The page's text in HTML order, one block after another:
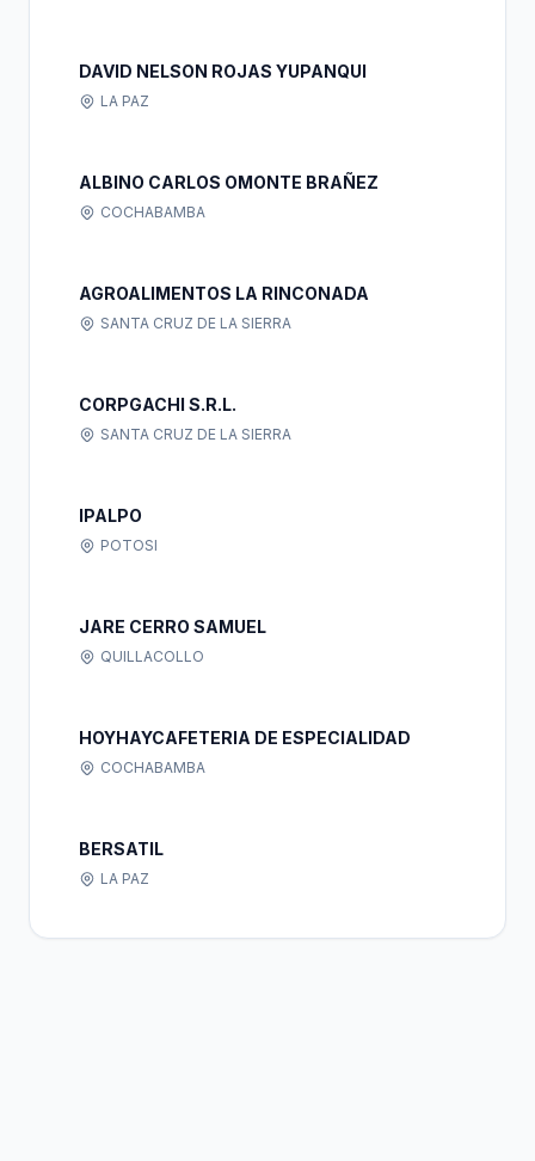
DAVID NELSON ROJAS YUPANQUI
LA PAZ
ALBINO CARLOS OMONTE BRAÑEZ
COCHABAMBA
AGROALIMENTOS LA RINCONADA
SANTA CRUZ DE LA SIERRA
CORPGACHI S.R.L.
SANTA CRUZ DE LA SIERRA
IPALPO
POTOSI
JARE CERRO SAMUEL
QUILLACOLLO
HOYHAYCAFETERIA DE ESPECIALIDAD
COCHABAMBA
BERSATIL
LA PAZ